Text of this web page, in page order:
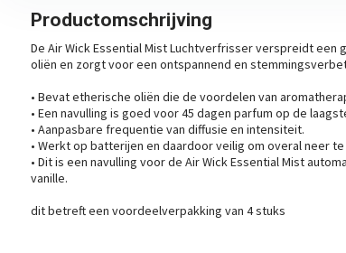
Productomschrijving
De Air Wick Essential Mist Luchtverfrisser verspreidt
oliën en zorgt voor een ontspannend en
• Bevat etherische oliën die de voordelen van
• Een navulling is goed voor 45 dagen parfum op de
• Aanpasbare frequentie van diffusie en intensiteit.
• Werkt op batterijen en daardoor veilig om overal neer
• Dit is een navulling voor de Air Wick Essential Mist
vanille.
dit betreft een voordeelverpakking van 4 stuks